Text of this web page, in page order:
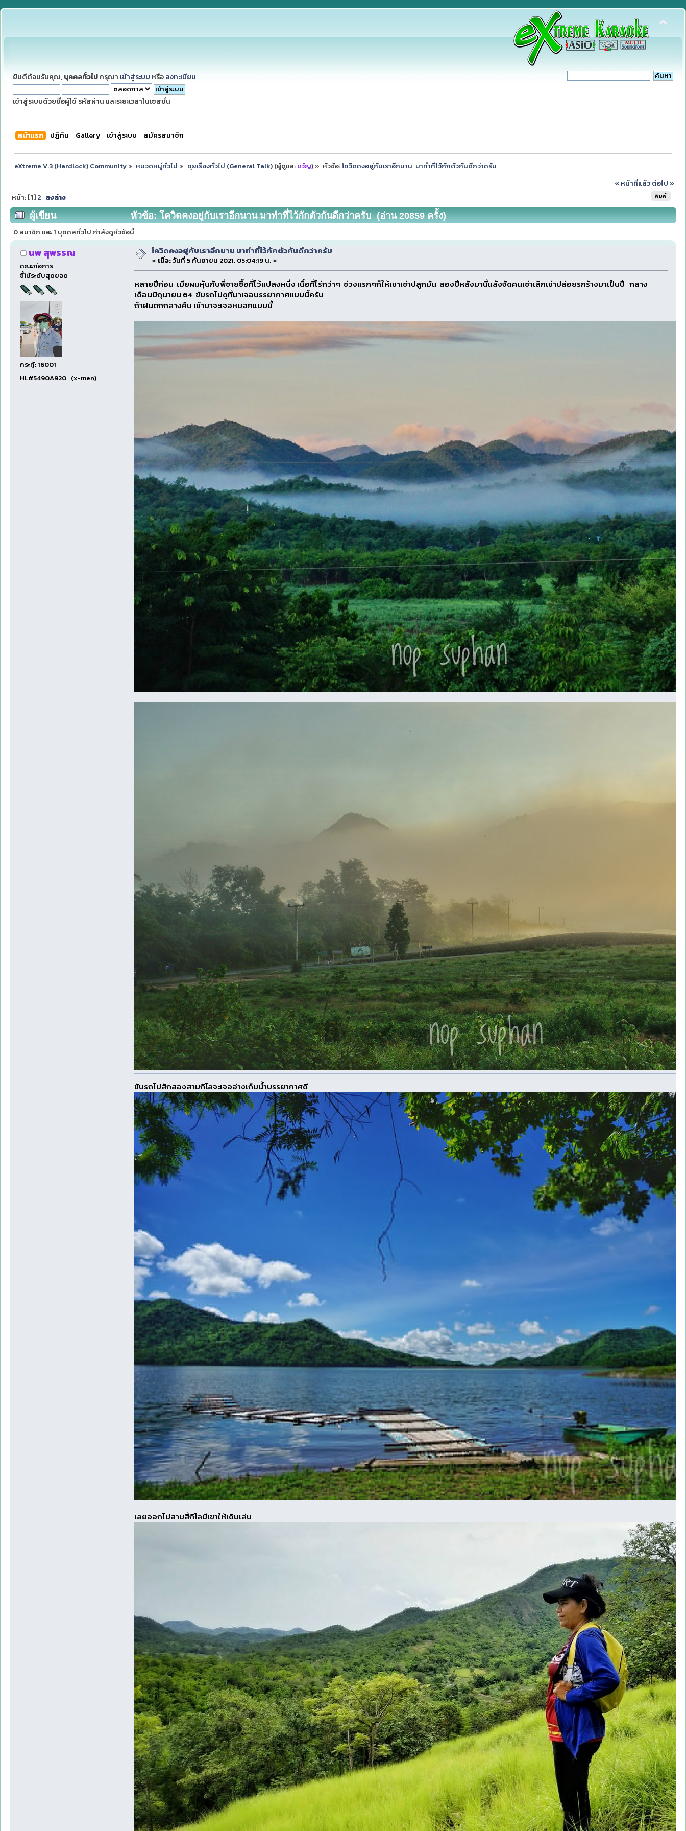
ยินดีต้อนรับคุณ, บุคคลทั่วไปกรุณา เข้าสู่ระบบ หรือ ลงทะเบียน
เข้าสู่ระบบด้วยชื่อผู้ใช้ รหัสผ่าน และระยะเวลาในเซสชั่น
หน้าแรก ปฏิทิน Gallery เข้าสู่ระบบ สมัครสมาชิก
eXtreme V.3 (Hardlock) Community» หมวดหมู่ทั่วไป » คุยเรื่องทั่วไป (General Talk)(ผู้ดูแล: ขวัญ) » หัวข้อ:โควิดคงอยู่กับเราอีกนาน  มาทำที่ไว้กักตัวกันดีกว่าครับ
« หน้าที่แล้ว ต่อไป »
พิมพ์
หน้า: [1] 2 ลงล่าง
ผู้เขียน หัวข้อ: โควิดคงอยู่กับเราอีกนาน มาทำที่ไว้กักตัวกันดีกว่าครับ (อ่าน 20859 ครั้ง)
0 สมาชิก และ 1 บุคคลทั่วไป กำลังดูหัวข้อนี้
นพ สุพรรณ
คณะก่อการ
ขี้โม้ระดับสุดยอด
กระทู้: 16001
HL#5490A920 (x-men)
โควิดคงอยู่กับเราอีกนาน มาทำที่ไว้กักตัวกันดีกว่าครับ
« เมื่อ:วันที่ 5 กันยายน 2021, 05:04:19 น. »
หลายปีก่อน เมียผมหุ้นกับพี่ชายซื้อที่ไว้แปลงหนึ่ง เนื้อที่ไร่กว่าๆ ช่วงแรกๆก็ให้เขาเช่าปลูกมัน สองปีหลังมานี่แล้งจัดคนเช่าเลิกเช่าปล่อยรกร้างมาเป็นปี กลาง
เดือนมิถุนายน 64 ขับรถไปดูที่มาเจอบรรยากาศแบบนี้ครับ
ถ้าฝนตกกลางคืน เช้ามาจะเจอหมอกแบบนี้
ขับรถไปสักสองสามกิโลจะเจออ่างเก็บน้ำบรรยากาศดี
เลยออกไปสามสี่กิโลมีเขาให้เดินเล่น